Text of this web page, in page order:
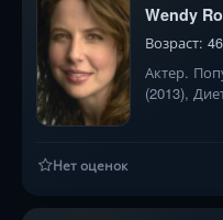
Wendy
Возраст:
Актер.
(2013),
Нет оценок